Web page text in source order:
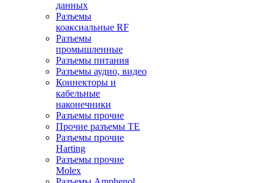
данных
Разъeмы
коаксиальные RF
Разъeмы
промышленные
Разъeмы питания
Разъeмы аудио, видео
Коннекторы и
кабельные
наконечники
Разъeмы прочие
Прочие разъемы TE
Разъемы прочие
Harting
Разъемы прочие
Molex